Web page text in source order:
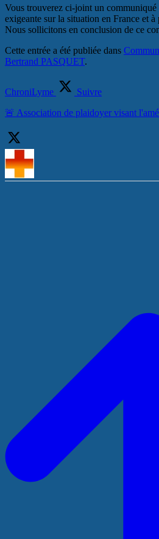
Vous trouverez ci-joint un
exigeante sur la situation en France et
Nous sollicitons en conclusion de ce
Cette entrée a été publiée dans
Bertrand PASQUET.
ChroniLyme
Suivre
🚨 Association de plaidoyer visant